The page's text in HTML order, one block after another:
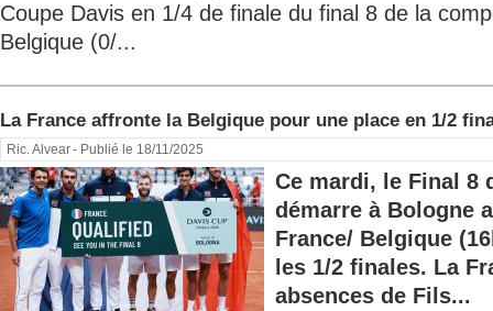
Coupe Davis en 1/4 de finale du final 8 de la
Belgique (0/...
La France affronte la Belgique pour une place en 1/2
Ric. Alvear- Publié le 18/11/2025
Ce mardi, le Final 8
démarre à Bologne
France/ Belgique
les 1/2 finales. La
absences de Fils...